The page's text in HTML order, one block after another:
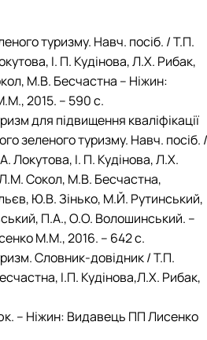
туризму. Навч. посіб. / Т.П.
І. П. Кудінова, Л.Х. Рибак,
М.В. Бесчастна – Ніжин:
2015. – 590 с.
для підвищення кваліфікації
зеленого туризму. Навч. посіб. /
Локутова, І. П. Кудінова, Л.Х.
Сокол, М.В. Бесчастна,
Ю.В. Зінько, М.Й. Рутинський,
П.А., О.О. Волошинський. –
М.М., 2016. – 642 с.
Словник-довідник / Т.П.
І.П. Кудінова,Л.Х. Рибак,
– Ніжин: Видавець ПП Лисенко